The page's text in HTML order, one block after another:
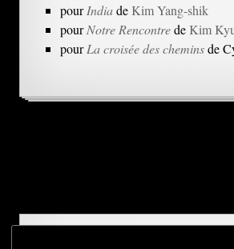
pourIndiadeKim Yang-shik
pourNotre RencontredeKim
pourLa croisée des cheminsde